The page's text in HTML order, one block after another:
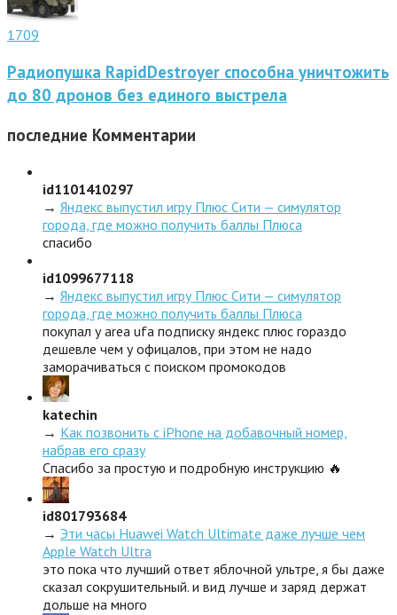
1709
Радиопушка RapidDestroyer способна уничтожить
до 80 дронов без единого выстрела
последние Комментарии
id1101410297
→ Яндекс выпустил игру Плюс Сити — симулятор
города, где можно получить баллы Плюса
спасибо
id1099677118
→ Яндекс выпустил игру Плюс Сити — симулятор
города, где можно получить баллы Плюса
покупал у area ufa подписку яндекс плюс гораздо
дешевле чем у офицалов, при этом не надо
заморачиваться с поиском промокодов
katechin
→ Как позвонить с iPhone на добавочный номер,
набрав его сразу
Спасибо за простую и подробную инструкцию 🔥
id801793684
→ Эти часы Huawei Watch Ultimate даже лучше чем
Apple Watch Ultra
это пока что лучший ответ яблочной ультре, я бы даже
сказал сокрушительный. и вид лучше и заряд держат
дольше на много